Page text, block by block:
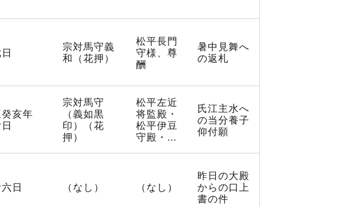
宗対馬守義
和（花押）
松平長門
守様、尊
酬
暑中見舞へ
の返札
亥年
宗対馬守
（義如黒
印）（花
押）
松平左近
将監殿・
松平伊豆
守殿・...
氏江主水へ
の当分養子
仰付願
日 （なし） （なし）
昨日の大殿
からの口上
書の件